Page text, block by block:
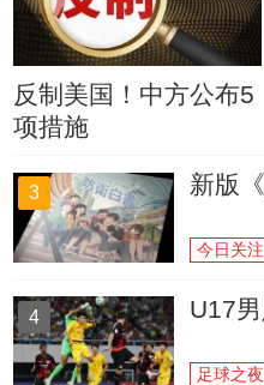
反制美国！中方公布5
项措施
3 新版
今日关注
4 U17
足球之夜